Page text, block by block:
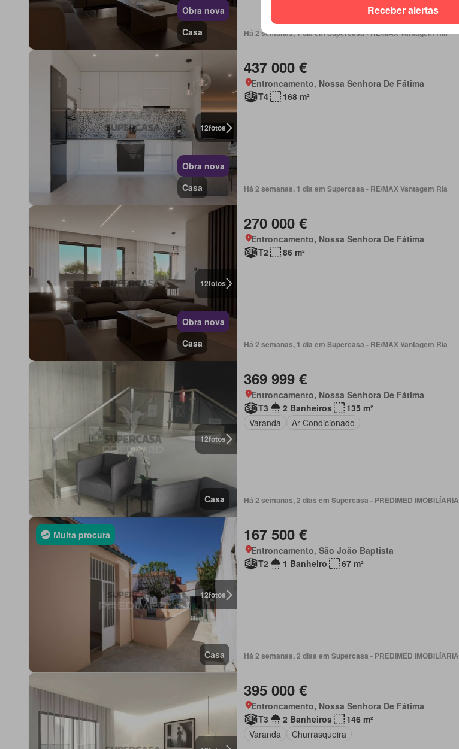
Obra nova
Casa
Há 2 semanas, 1 dia em Supercasa - RE/MAX Vantagem Ria
12fotos
Obra nova
Casa
437 000 €
Entroncamento, Nossa Senhora De Fátima
T4
168 m²
Há 2 semanas, 1 dia em Supercasa - RE/MAX Vantagem Ria
12fotos
Obra nova
Casa
270 000 €
Entroncamento, Nossa Senhora De Fátima
T2
86 m²
Há 2 semanas, 1 dia em Supercasa - RE/MAX Vantagem Ria
12fotos
Casa
369 999 €
Entroncamento, Nossa Senhora De Fátima
T3
2 Banheiros
135 m²
Varanda
Ar Condicionado
Há 2 semanas, 2 dias em Supercasa - PREDIMED IMOBILÍARIA
12fotos
Muita procura
Casa
167 500 €
Entroncamento, São João Baptista
T2
1 Banheiro 67 m²
Há 2 semanas, 2 dias em Supercasa - PREDIMED IMOBILÍARIA
395 000 €
Entroncamento, Nossa Senhora De Fátima
T3
2 Banheiros
146 m²
Varanda
Churrasqueira
Receber alertas